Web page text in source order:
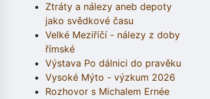
Ztráty a nálezy aneb depoty
jako svědkové času
Velké Meziříčí - nálezy z doby
římské
Výstava Po dálnici do pravěku
Vysoké Mýto - výzkum 2026
Rozhovor s Michalem Ernée